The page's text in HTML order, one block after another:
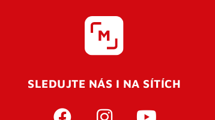
SLEDUJTE NÁS I NA SÍTÍCH